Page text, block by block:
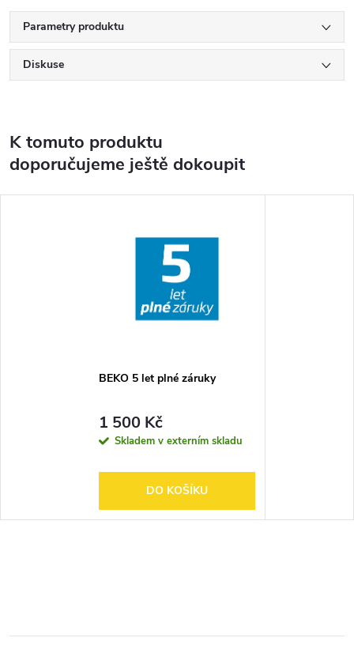
Parametry produktu
Diskuse
K tomuto produktu
doporučujeme ještě dokoupit
BEKO 5 let plné záruky
1 500 Kč
Skladem v externím skladu
DO KOŠÍKU